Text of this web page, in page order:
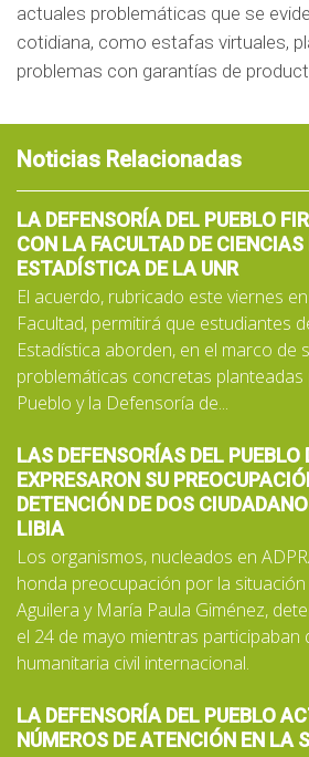
actuales problemáticas que se
cotidiana, como estafas virtuales,
problemas con garantías de
Noticias Relacionadas
LA DEFENSORÍA DEL PUEBLO
CON LA FACULTAD DE
ESTADÍSTICA DE LA UNR
El acuerdo, rubricado este viernes
Facultad, permitirá que estudiantes
Estadística aborden, en el marco de
problemáticas concretas
Pueblo y la Defensoría de...
LAS DEFENSORÍAS DEL PUEBLO
EXPRESARON SU
DETENCIÓN DE DOS
LIBIA
Los organismos, nucleados en
honda preocupación por la situación
Aguilera y María Paula Giménez,
el 24 de mayo mientras participaban
humanitaria civil internacional.
LA DEFENSORÍA DEL PUEBLO
NÚMEROS DE ATENCIÓN EN LA